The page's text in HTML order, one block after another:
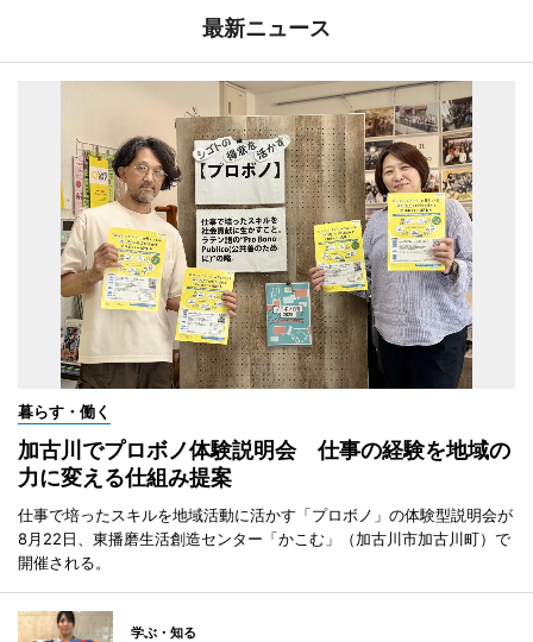
最新ニュース
暮らす・働く
加古川でプロボノ体験説明会 仕事の経験を地域の
力に変える仕組み提案
仕事で培ったスキルを地域活動に活かす「プロボノ」の体験型説明会が
8月22日、東播磨生活創造センター「かこむ」（加古川市加古川町）で
開催される。
学ぶ・知る